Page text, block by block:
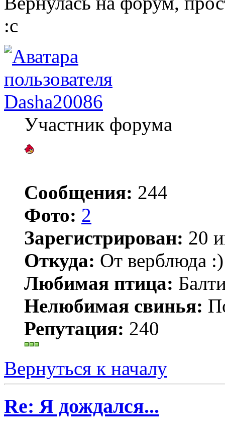
:с
Dasha20086
Участник форума
Сообщения: 244
Фото: 2
Зарегистрирован: 20
Откуда: От верблюда :)
Любимая птица:
Нелюбимая свинья:
Репутация: 240
Вернуться к началу
Re: Я дождался...